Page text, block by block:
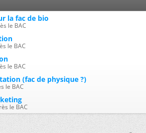
la fac de bio
le BAC
le BAC
le BAC
(fac de physique ?)
le BAC
le BAC